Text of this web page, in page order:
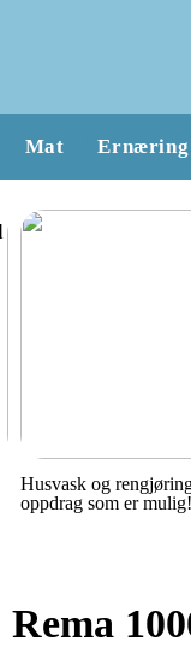
Mat Ernæring
Husvask og
oppdrag som er mulig!
Rema